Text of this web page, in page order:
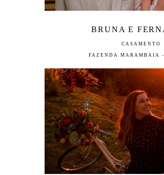
BRUNA E
CASAMENTO
FAZENDA MARAMBAIA